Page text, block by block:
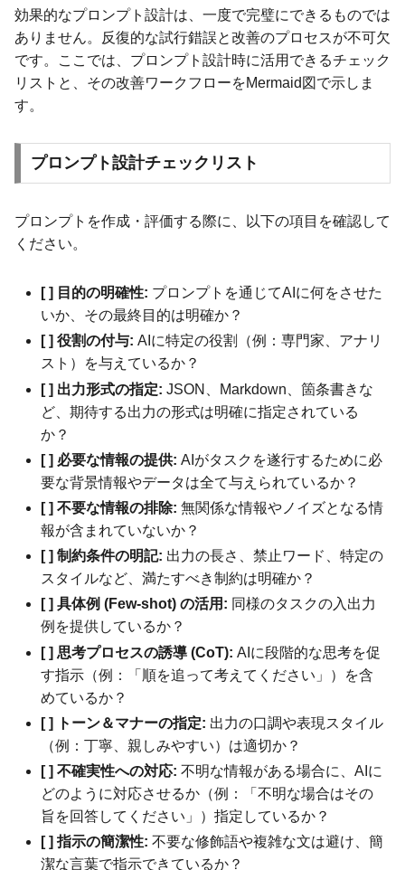
効果的なプロンプト設計は、一度で完璧にできるものでは
ありません。反復的な試行錯誤と改善のプロセスが不可欠
です。ここでは、プロンプト設計時に活用できるチェック
リストと、その改善ワークフローをMermaid図で示しま
す。
プロンプト設計チェックリスト
プロンプトを作成・評価する際に、以下の項目を確認して
ください。
[ ] 目的の明確性: プロンプトを通じてAIに何をさせた
いか、その最終目的は明確か？
[ ] 役割の付与: AIに特定の役割（例：専門家、アナリ
スト）を与えているか？
[ ] 出力形式の指定: JSON、Markdown、箇条書きな
ど、期待する出力の形式は明確に指定されている
か？
[ ] 必要な情報の提供: AIがタスクを遂行するために必
要な背景情報やデータは全て与えられているか？
[ ] 不要な情報の排除: 無関係な情報やノイズとなる情
報が含まれていないか？
[ ] 制約条件の明記: 出力の長さ、禁止ワード、特定の
スタイルなど、満たすべき制約は明確か？
[ ] 具体例 (Few-shot) の活用: 同様のタスクの入出力
例を提供しているか？
[ ] 思考プロセスの誘導 (CoT): AIに段階的な思考を促
す指示（例：「順を追って考えてください」）を含
めているか？
[ ] トーン＆マナーの指定: 出力の口調や表現スタイル
（例：丁寧、親しみやすい）は適切か？
[ ] 不確実性への対応: 不明な情報がある場合に、AIに
どのように対応させるか（例：「不明な場合はその
旨を回答してください」）指定しているか？
[ ] 指示の簡潔性: 不要な修飾語や複雑な文は避け、簡
潔な言葉で指示できているか？